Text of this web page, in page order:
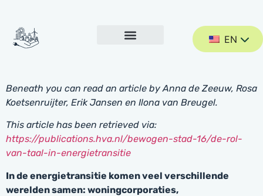
EN
Beneath you can read an article by Anna de Zeeuw, Rosa
Koetsenruijter, Erik Jansen en Ilona van Breugel.
This article has been retrieved via:
https://publications.hva.nl/bewogen-stad-16/de-rol-
van-taal-in-energietransitie
In de energietransitie komen veel verschillende
werelden samen: woningcorporaties,